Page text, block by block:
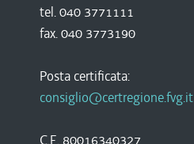
tel. 040 3771111
fax. 040 3773190
Posta certificata:
consiglio@certregione.fvg.it
C.F. 80016340327